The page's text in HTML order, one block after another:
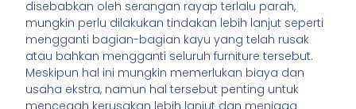
disebabkan oleh serangan rayap terlalu parah,
mungkin perlu dilakukan tindakan lebih lanjut seperti
mengganti bagian-bagian kayu yang telah rusak
atau bahkan mengganti seluruh furniture tersebut.
Meskipun hal ini mungkin memerlukan biaya dan
usaha ekstra, namun hal tersebut penting untuk
mencegah kerusakan lebih lanjut dan menjaga